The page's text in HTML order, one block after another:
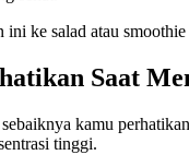
ke salad atau
Saat
kamu
tinggi.